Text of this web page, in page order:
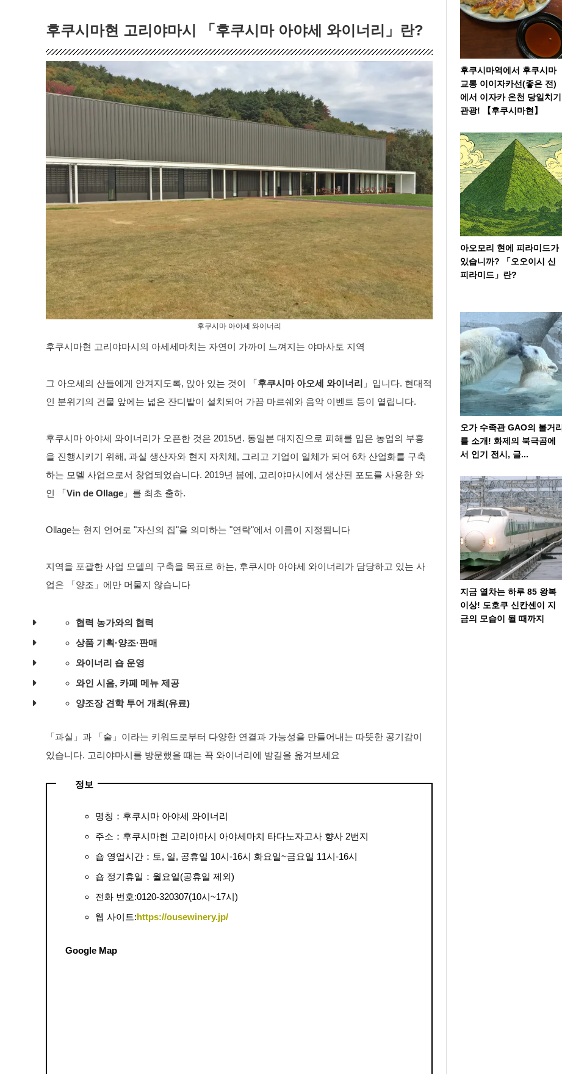
후쿠시마현 고리야마시 「후쿠시마 아야세 와이너리」란?
후쿠시마 아야세 와이너리
후쿠시마현 고리야마시의 아세세마치는 자연이 가까이 느껴지는 야마사토 지역
그 아오세의 산들에게 안겨지도록, 앉아 있는 것이 「후쿠시마 아오세 와이너리 」입니다. 현대적
인 분위기의 건물 앞에는 넓은 잔디밭이 설치되어 가끔 마르쉐와 음악 이벤트 등이 열립니다.
후쿠시마 아야세 와이너리가 오픈한 것은 2015년. 동일본 대지진으로 피해를 입은 농업의 부흥
을 진행시키기 위해, 과실 생산자와 현지 자치체, 그리고 기업이 일체가 되어 6차 산업화를 구축
하는 모델 사업으로서 창업되었습니다. 2019년 봄에, 고리야마시에서 생산된 포도를 사용한 와
인 「Vin de Ollage」를 최초 출하.
Ollage는 현지 언어로 "자신의 집"을 의미하는 "연락"에서 이름이 지정됩니다
지역을 포괄한 사업 모델의 구축을 목표로 하는, 후쿠시마 아야세 와이너리가 담당하고 있는 사
업은 「양조」에만 머물지 않습니다
협력 농가와의 협력
상품 기획·양조·판매
와이너리 숍 운영
와인 시음, 카페 메뉴 제공
양조장 견학 투어 개최(유료)
「과실」과 「술」이라는 키워드로부터 다양한 연결과 가능성을 만들어내는 따뜻한 공기감이
있습니다. 고리야마시를 방문했을 때는 꼭 와이너리에 발길을 옮겨보세요
정보
명칭：후쿠시마 아야세 와이너리
주소：후쿠시마현 고리야마시 아야세마치 타다노자고사 향사 2번지
숍 영업시간：토, 일, 공휴일 10시-16시 화요일~금요일 11시-16시
숍 정기휴일：월요일(공휴일 제외)
전화 번호:0120-320307(10시~17시)
웹 사이트:https://ousewinery.jp/
Google Map
후쿠시마역에서 후쿠시마
교통 ​​이이자카선(좋은 전)
에서 이자카 온천 당일치기
관광! 【후쿠시마현】
아오모리 현에 피라미드가
있습니까? 「오오이시 신
피라미드」란?
오가 수족관 GAO의 볼거리
를 소개! 화제의 북극곰에
서 인기 전시, 글...
지금 열차는 하루 85 왕복
이상! 도호쿠 신칸센이 지
금의 모습이 될 때까지